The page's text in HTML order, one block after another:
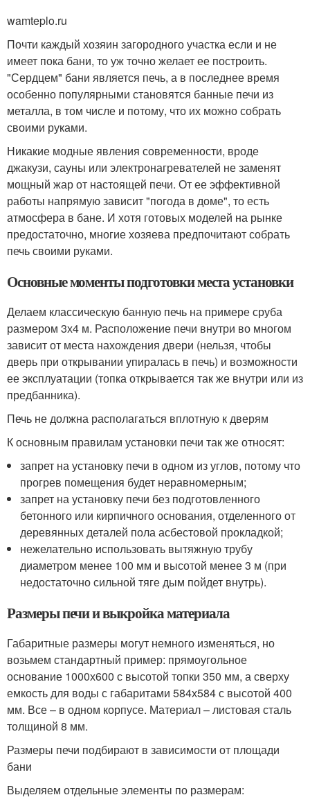
wamteplo.ru
Почти каждый хозяин загородного участка если и не
имеет пока бани, то уж точно желает ее построить.
"Сердцем" бани является печь, а в последнее время
особенно популярными становятся банные печи из
металла, в том числе и потому, что их можно собрать
своими руками.
Никакие модные явления современности, вроде
джакузи, сауны или электронагревателей не заменят
мощный жар от настоящей печи. От ее эффективной
работы напрямую зависит "погода в доме", то есть
атмосфера в бане. И хотя готовых моделей на рынке
предостаточно, многие хозяева предпочитают собрать
печь своими руками.
Основные моменты подготовки места установки
Делаем классическую банную печь на примере сруба
размером 3х4 м. Расположение печи внутри во многом
зависит от места нахождения двери (нельзя, чтобы
дверь при открывании упиралась в печь) и возможности
ее эксплуатации (топка открывается так же внутри или из
предбанника).
Печь не должна располагаться вплотную к дверям
К основным правилам установки печи так же относят:
запрет на установку печи в одном из углов, потому что
прогрев помещения будет неравномерным;
запрет на установку печи без подготовленного
бетонного или кирпичного основания, отделенного от
деревянных деталей пола асбестовой прокладкой;
нежелательно использовать вытяжную трубу
диаметром менее 100 мм и высотой менее 3 м (при
недостаточно сильной тяге дым пойдет внутрь).
Размеры печи и выкройка материала
Габаритные размеры могут немного изменяться, но
возьмем стандартный пример: прямоугольное
основание 1000х600 с высотой топки 350 мм, а сверху
емкость для воды с габаритами 584х584 с высотой 400
мм. Все – в одном корпусе. Материал – листовая сталь
толщиной 8 мм.
Размеры печи подбирают в зависимости от площади
бани
Выделяем отдельные элементы по размерам: